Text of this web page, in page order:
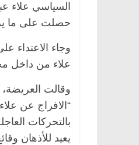
السياسي علاء
حصلت على ما يزيد عن 300 توقيع
وجاء الاعتداء
علاء من داخل
وقالت
“الافراج عن
بالتحركات
يعيد للأذهان